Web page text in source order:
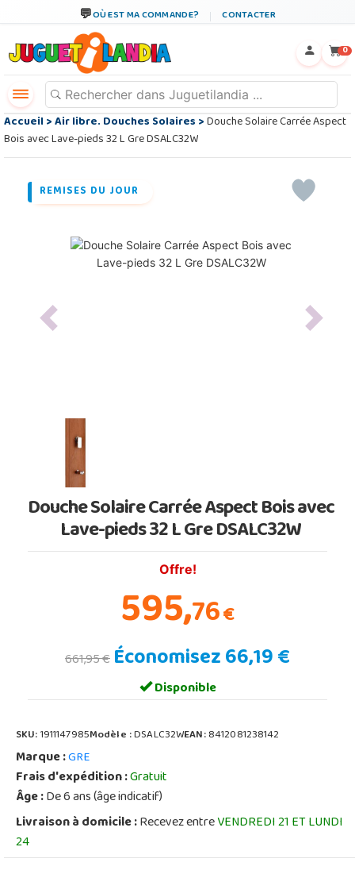
OÙ EST MA COMMANDE? CONTACTER
0
Accueil>Air libre. Douches Solaires>Douche Solaire Carrée Aspect
Bois avec Lave-pieds 32 L Gre DSALC32W
REMISES DU JOUR
Previous Next
Douche Solaire Carrée Aspect Bois avec
Lave-pieds 32 L Gre DSALC32W
Offre!
595,76€
661,95 €Économisez 66,19 €
Disponible
SKU:1911147985Modèle :DSALC32WEAN:8412081238142
Marque :GRE
Frais d'expédition :Gratuit
Âge :De 6 ans (âge indicatif)
Livraison à domicile :Recevez entreVENDREDI 21 ET LUNDI
24